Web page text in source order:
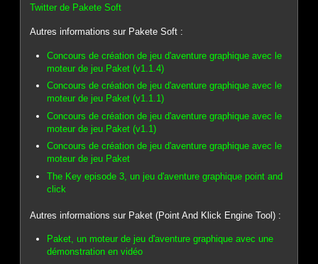
Twitter de Pakete Soft
Autres informations sur Pakete Soft :
Concours de création de jeu d'aventure graphique avec le
moteur de jeu Paket (v1.1.4)
Concours de création de jeu d'aventure graphique avec le
moteur de jeu Paket (v1.1.1)
Concours de création de jeu d'aventure graphique avec le
moteur de jeu Paket (v1.1)
Concours de création de jeu d'aventure graphique avec le
moteur de jeu Paket
The Key episode 3, un jeu d'aventure graphique point and
click
Autres informations sur Paket (Point And Klick Engine Tool) :
Paket, un moteur de jeu d'aventure graphique avec une
démonstration en vidéo